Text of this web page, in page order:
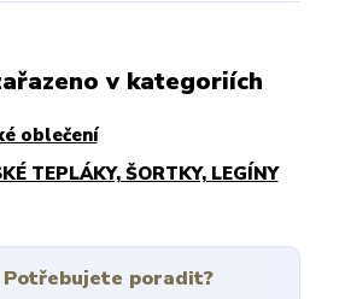
v kategoriích
oblečení
TEPLÁKY, ŠORTKY, LEGÍNY
Potřebujete poradit?